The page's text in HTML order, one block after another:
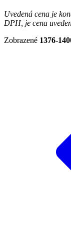
Uvedená cena je
DPH, je cena
Zobrazené 1376-